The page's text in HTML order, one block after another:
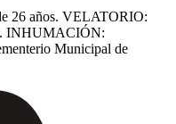
26 años. VELATORIO:
INHUMACIÓN:
Municipal de